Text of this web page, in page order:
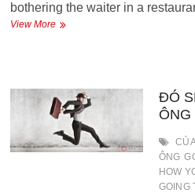
bothering the waiter in a
View MoreTHE
ĐIỀU
HÒA
NHIỆT
ĐỘ
ĐÓ
ÔNG
ÔNG
HOW
GOING